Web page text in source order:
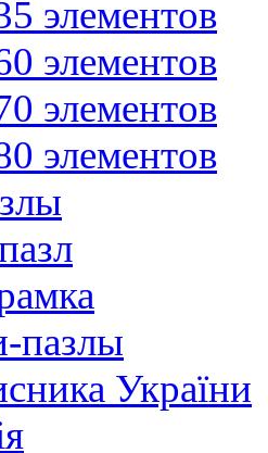
элементов
элементов
элементов
элементов
пазлы
України